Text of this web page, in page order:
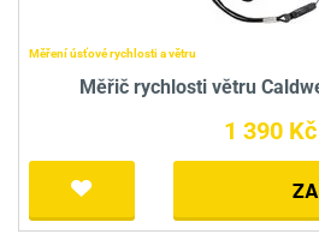
Měření úsťové rychlosti a větru
Měřič rychlosti větru
1 390 Kč